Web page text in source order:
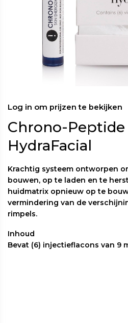
Log in om prijzen te bekijken
Chrono-
HydraFacial
Krachtig systeem ontworpen
bouwen, op te laden en te
huidmatrix opnieuw op te
vermindering van de
rimpels.
Inhoud
Bevat (6) injectieflacons van 9